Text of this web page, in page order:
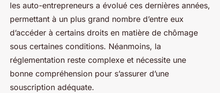
les auto-entrepreneurs a évolué ces dernières années,
permettant à un plus grand nombre d’entre eux
d’accéder à certains droits en matière de chômage
sous certaines conditions. Néanmoins, la
réglementation reste complexe et nécessite une
bonne compréhension pour s’assurer d’une
souscription adéquate.